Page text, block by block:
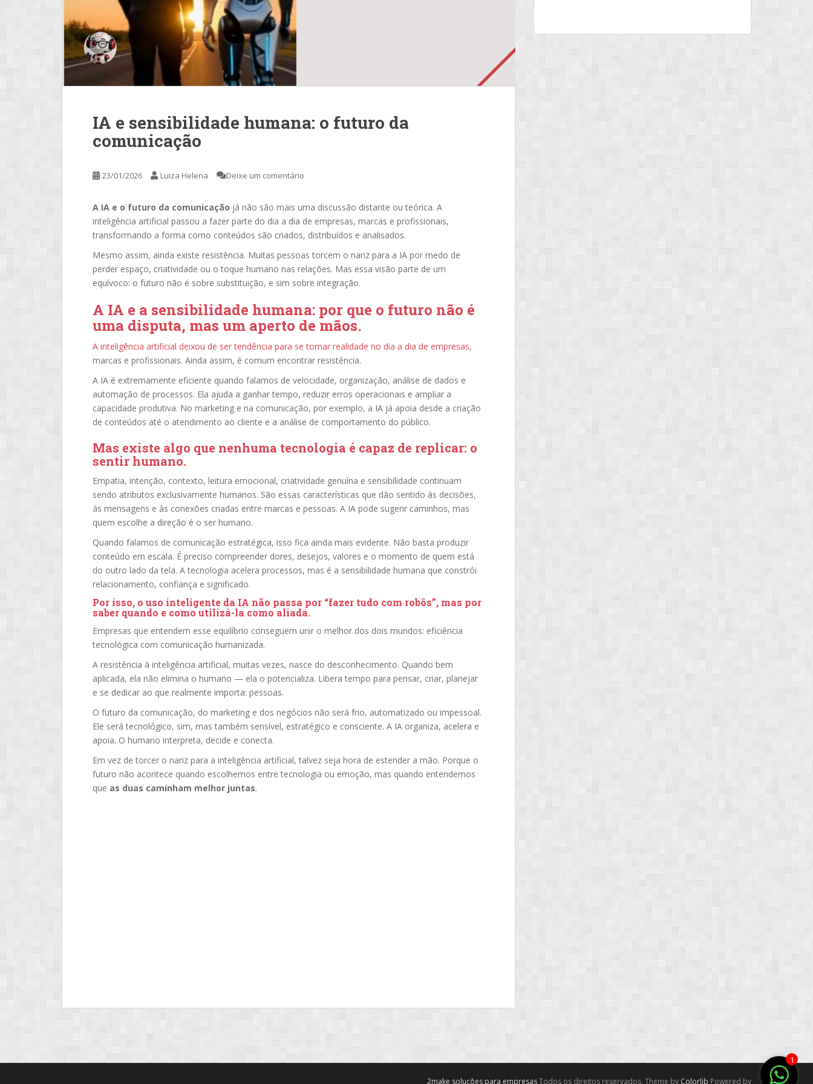
IA e sensibilidade humana: o futuro da
comunicação
23/01/2026 Luiza Helena Deixe um comentário
A IA e o futuro da comunicação já não são mais uma discussão distante ou teórica. A
inteligência artificial passou a fazer parte do dia a dia de empresas, marcas e profissionais,
transformando a forma como conteúdos são criados, distribuídos e analisados.
Mesmo assim, ainda existe resistência. Muitas pessoas torcem o nariz para a IA por medo de
perder espaço, criatividade ou o toque humano nas relações. Mas essa visão parte de um
equívoco: o futuro não é sobre substituição, e sim sobre integração.
A IA e a sensibilidade humana: por que o futuro não é
uma disputa, mas um aperto de mãos.
A inteligência artificial deixou de ser tendência para se tornar realidade no dia a dia de empresas,
marcas e profissionais. Ainda assim, é comum encontrar resistência.
A IA é extremamente eficiente quando falamos de velocidade, organização, análise de dados e
automação de processos. Ela ajuda a ganhar tempo, reduzir erros operacionais e ampliar a
capacidade produtiva. No marketing e na comunicação, por exemplo, a IA já apoia desde a criação
de conteúdos até o atendimento ao cliente e a análise de comportamento do público.
Mas existe algo que nenhuma tecnologia é capaz de replicar: o
sentir humano.
Empatia, intenção, contexto, leitura emocional, criatividade genuína e sensibilidade continuam
sendo atributos exclusivamente humanos. São essas características que dão sentido às decisões,
às mensagens e às conexões criadas entre marcas e pessoas. A IA pode sugerir caminhos, mas
quem escolhe a direção é o ser humano.
Quando falamos de comunicação estratégica, isso fica ainda mais evidente. Não basta produzir
conteúdo em escala. É preciso compreender dores, desejos, valores e o momento de quem está
do outro lado da tela. A tecnologia acelera processos, mas é a sensibilidade humana que constrói
relacionamento, confiança e significado.
Por isso, o uso inteligente da IA não passa por “fazer tudo com robôs”, mas por
saber quando e como utilizá-la como aliada.
Empresas que entendem esse equilíbrio conseguem unir o melhor dos dois mundos: eficiência
tecnológica com comunicação humanizada.
A resistência à inteligência artificial, muitas vezes, nasce do desconhecimento. Quando bem
aplicada, ela não elimina o humano — ela o potencializa. Libera tempo para pensar, criar, planejar
e se dedicar ao que realmente importa: pessoas.
O futuro da comunicação, do marketing e dos negócios não será frio, automatizado ou impessoal.
Ele será tecnológico, sim, mas também sensível, estratégico e consciente. A IA organiza, acelera e
apoia. O humano interpreta, decide e conecta.
Em vez de torcer o nariz para a inteligência artificial, talvez seja hora de estender a mão. Porque o
futuro não acontece quando escolhemos entre tecnologia ou emoção, mas quando entendemos
que as duas caminham melhor juntas.
2make soluções para empresasTodos os direitos reservados. Theme by Colorlib Powered by
1